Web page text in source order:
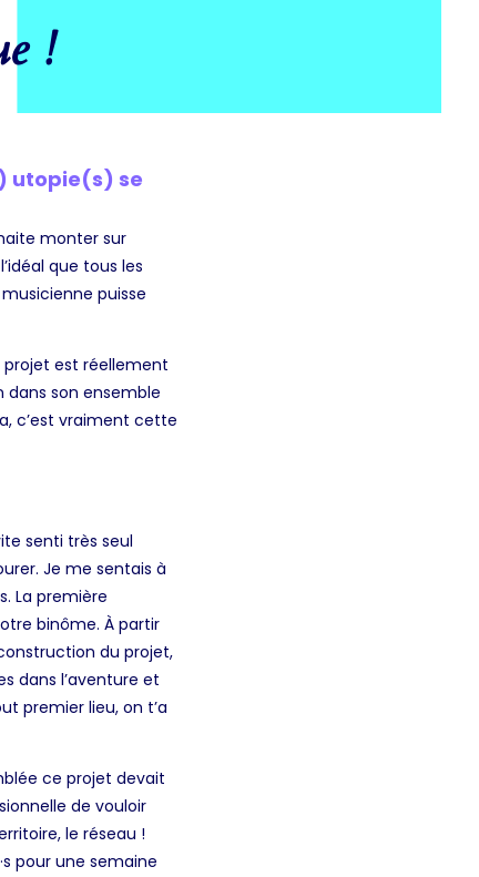
!
utopie(s) se
monter sur
que tous les
puisse
est réellement
dans son ensemble
c’est vraiment cette
senti très seul
Je me sentais à
La première
binôme. À partir
du projet,
dans l’aventure et
premier lieu, on t’a
ce projet devait
de vouloir
le réseau !
pour une semaine